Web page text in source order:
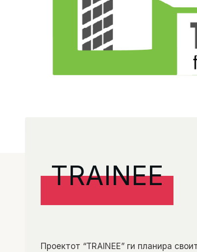
TRAINEE
Проектот “TRAINEE” ги планира